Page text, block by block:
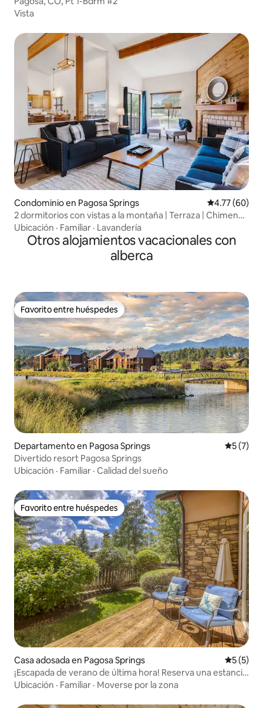
Vista
Condominio en Pagosa Springs Calificación
4.77 (60)
2 dormitorios con vistas a la montaña | Terraza | Chimenea
| W/D
Ubicación · Familiar · Lavandería
Otros alojamientos vacacionales con
alberca
Favorito entre huéspedes
Favorito entre huéspedes
Departamento en Pagosa Springs
5 (7)
Divertido resort Pagosa Springs
Ubicación · Familiar · Calidad del sueño
Favorito entre huéspedes
Favorito entre huéspedes
Casa adosada en Pagosa Springs
5 (5)
¡Escapada de verano de última hora! Reserva una estancia
en jul/ago antes del 31/7,
Ubicación · Familiar · Moverse por la zona